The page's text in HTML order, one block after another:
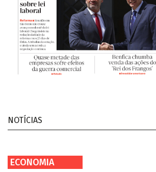
NOTÍCIAS
ECONOMIA